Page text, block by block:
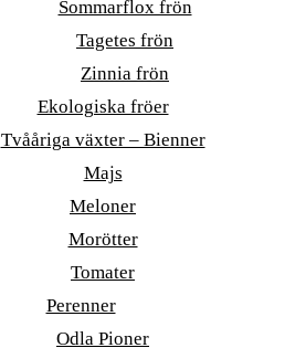
Sommarflox frön
Tagetes frön
Zinnia frön
Ekologiska fröer
Tvååriga växter – Bienner
Majs
Meloner
Morötter
Tomater
Perenner
Odla Pioner